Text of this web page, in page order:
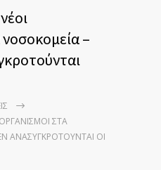
–
ΣΤΑ
ΑΝΑΣΥΓΚΡΟΤΟΎΝΤΑΙ ΟΙ